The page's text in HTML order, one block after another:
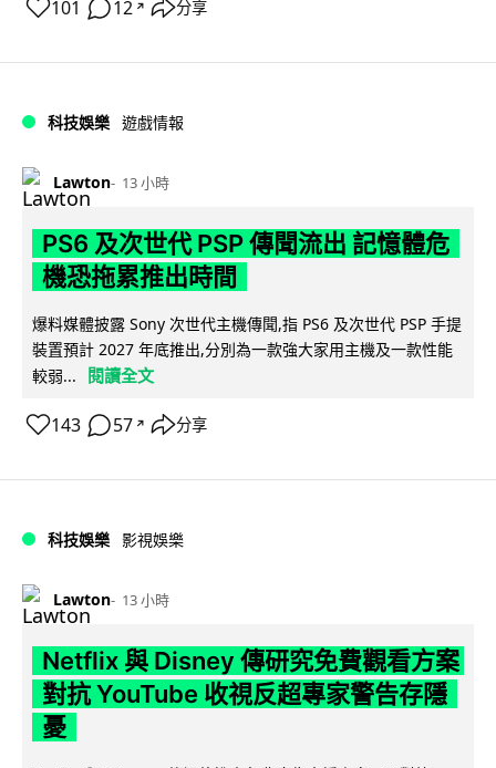
101 12 ↗ 分享
科技娛樂 遊戲情報
Lawton 13 小時
PS6 及次世代 PSP 傳聞流出 記憶體危
機恐拖累推出時間
爆料媒體披露 Sony 次世代主機傳聞,指 PS6 及次世代 PSP 手提
裝置預計 2027 年底推出,分別為一款強大家用主機及一款性能
較弱...
閱讀全文
143 57 ↗ 分享
科技娛樂 影視娛樂
Lawton 13 小時
Netflix 與 Disney 傳研究免費觀看方案
對抗 YouTube 收視反超專家警告存隱
憂